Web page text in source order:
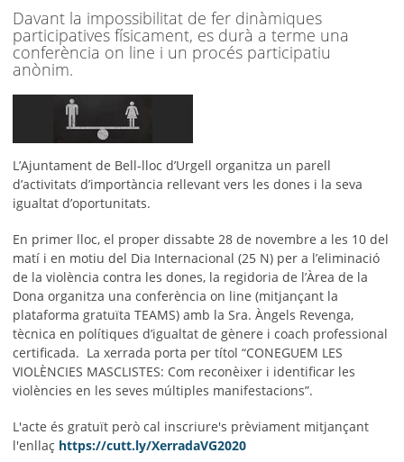
BELL-LLOC SOLUCIONA
Davant la impossibilitat de fer dinàmiques
participatives físicament, es durà a terme una
conferència on line i un procés participatiu
anònim.
L’Ajuntament de Bell-lloc d’Urgell organitza un parell
d’activitats d’importància rellevant vers les dones i la seva
igualtat d’oportunitats.
En primer lloc, el proper dissabte 28 de novembre a les 10 del
matí i en motiu del Dia Internacional (25 N) per a l’eliminació
de la violència contra les dones, la regidoria de l’Àrea de la
Dona organitza una conferència on line (mitjançant la
plataforma gratuïta TEAMS) amb la Sra. Àngels Revenga,
tècnica en polítiques d’igualtat de gènere i coach professional
certificada. La xerrada porta per títol “CONEGUEM LES
VIOLÈNCIES MASCLISTES: Com reconèixer i identificar les
violències en les seves múltiples manifestacions”.
L'acte és gratuït però cal inscriure's prèviament mitjançant
l'enllaç https://cutt.ly/XerradaVG2020